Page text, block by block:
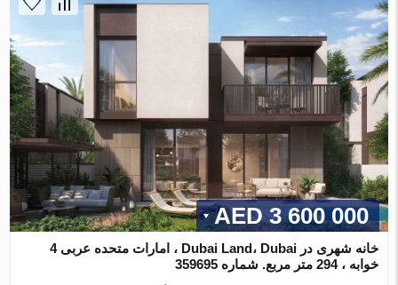
3 600 000 AED
خانه شهری در Dubai Land، Dubai ، امارات متحده عربی 4
خوابه ، 294 متر مربع. شماره 359695